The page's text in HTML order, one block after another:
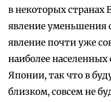
в некоторых странах
явление уменьшения
явление почти уже
наиболее
Японии, так что в
близком, совсем не